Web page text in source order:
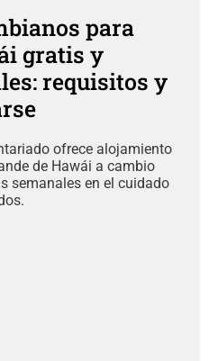
para
gratis y
requisitos y
ofrece alojamiento
de Hawái a cambio
semanales en el cuidado